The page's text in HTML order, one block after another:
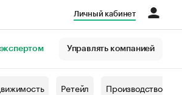
Личный кабинет
Управлять компанией
Ретейл Производство